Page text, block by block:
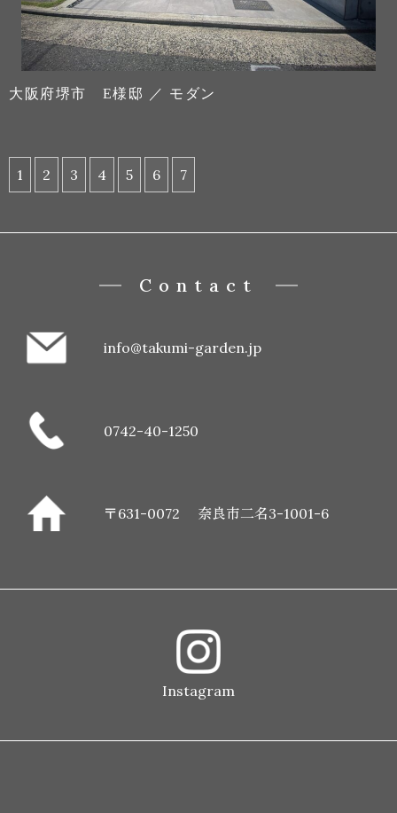
大阪府堺市 E様邸 ／ モダン
1 2 3 4 5 6 7
Contact
info@takumi-garden.jp
0742-40-1250
〒631-0072 奈良市二名3-1001-6
Instagram